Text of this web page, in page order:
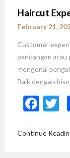
Haircut
February 21,
Customer
pandangan atau
mengenai
Baik dengan
Continue